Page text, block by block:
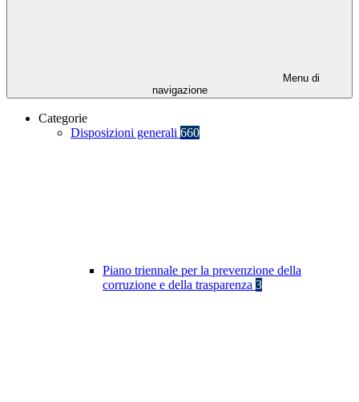
Menu di
navigazione
Categorie
Disposizioni generali 660
Piano triennale per la prevenzione della
corruzione e della trasparenza 3